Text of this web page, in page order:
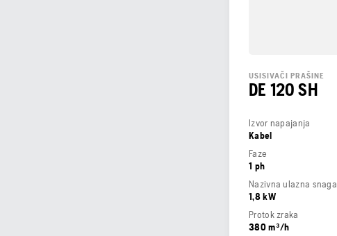
USISIVAČI PRAŠINE
DE 120 SH
Izvor napajanja
Kabel
Faze
1 ph
Nazivna ulazna snaga
1,8 kW
Protok zraka
380 m³/h